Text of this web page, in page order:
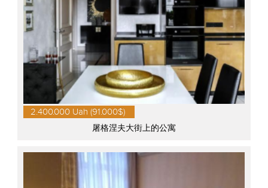
2.400.000 Uah (91.000$)
屠格涅夫大街上的公寓